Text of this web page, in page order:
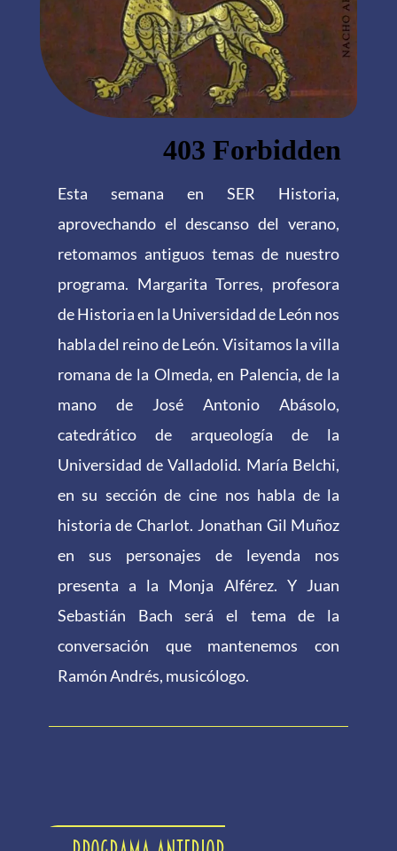
Esta semana en SER Historia,
aprovechando el descanso del verano,
retomamos antiguos temas de nuestro
programa. Margarita Torres, profesora
de Historia en la Universidad de León nos
habla del reino de León. Visitamos la villa
romana de la Olmeda, en Palencia, de la
mano de José Antonio Abásolo,
catedrático de arqueología de la
Universidad de Valladolid. María Belchi,
en su sección de cine nos habla de la
historia de Charlot. Jonathan Gil Muñoz
en sus personajes de leyenda nos
presenta a la Monja Alférez. Y Juan
Sebastián Bach será el tema de la
conversación que mantenemos con
Ramón Andrés, musicólogo.